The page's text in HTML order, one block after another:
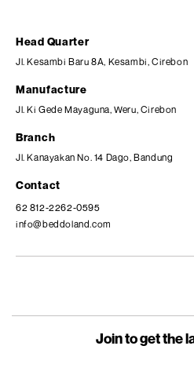
Head Quarter
Jl. Kesambi Baru 8A, Kesambi, Cirebon
Manufacture
Jl. Ki Gede Mayaguna, Weru, Cirebon
Branch
Jl. Kanayakan No. 14 Dago, Bandung
Contact
62 812-2262-0595
info@beddoland.com
Join to get the